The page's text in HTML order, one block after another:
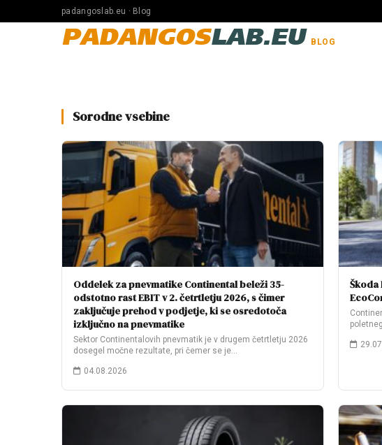
padangoslab.eu · Blog
PADANGOSLAB.EU BLOG
Sorodne vsebine
Oddelek za pnevmatike Continental beleži 35-
odstotno rast EBIT v 2. četrtletju 2026, s čimer
zaključuje prehod v podjetje, ki se osredotoča
izključno na pnevmatike
Sektor Continentalovih pnevmatik je v drugem četrtletju 2026
dosegel močne rezultate, pri čemer se je…
04.08.2026
Škoda